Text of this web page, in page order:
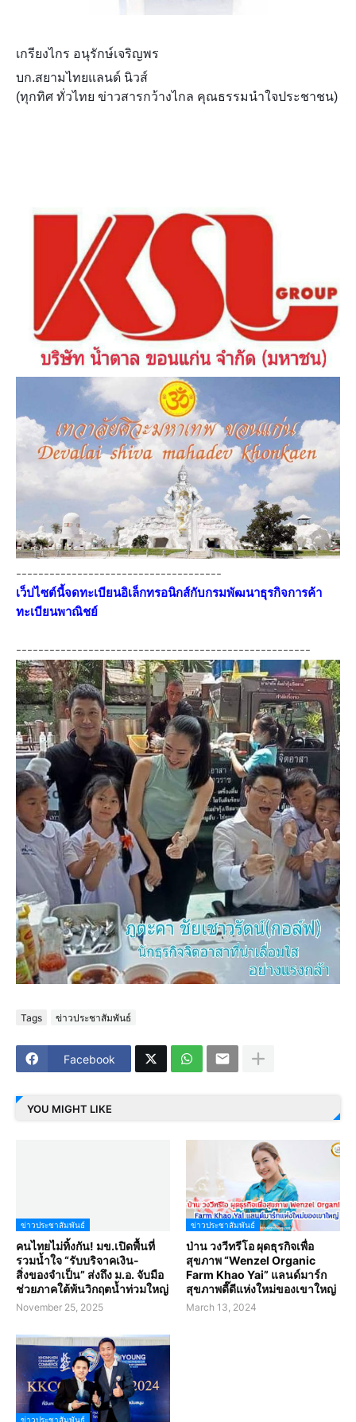
เกรียงไกร อนุรักษ์เจริญพร
บก.สยามไทยแลนด์ นิวส์
(ทุกทิศ ทั่วไทย ข่าวสารกว้างไกล คุณธรรมนำใจประชาชน)
-------------------------------------
เว็ปไซต์นี้จดทะเบียนอิเล็กทรอนิกส์กับกรมพัฒนาธุรกิจการค้า
ทะเบียนพาณิชย์
-----------------------------------------------------
Tags ข่าวประชาสัมพันธ์
Facebook
YOU MIGHT LIKE
ข่าวประชาสัมพันธ์
คนไทยไม่ทิ้งกัน! มข.เปิดพื้นที่
รวมน้ำใจ “รับบริจาคเงิน-
สิ่งของจำเป็น” ส่งถึง ม.อ. จับมือ
ช่วยภาคใต้พ้นวิกฤตน้ำท่วมใหญ่
November 25, 2025
ข่าวประชาสัมพันธ์
ป่าน วงวีทรีโอ ผุดธุรกิจเพื่อ
สุขภาพ “Wenzel Organic
Farm Khao Yai” แลนด์มาร์ก
สุขภาพดี๊ดีแห่งใหม่ของเขาใหญ่
March 13, 2024
ข่าวประชาสัมพันธ์